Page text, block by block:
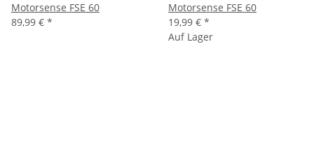
Motorsense FSE 60
89,99 € *
Motorsense FSE 60
19,99 € *
Auf Lager